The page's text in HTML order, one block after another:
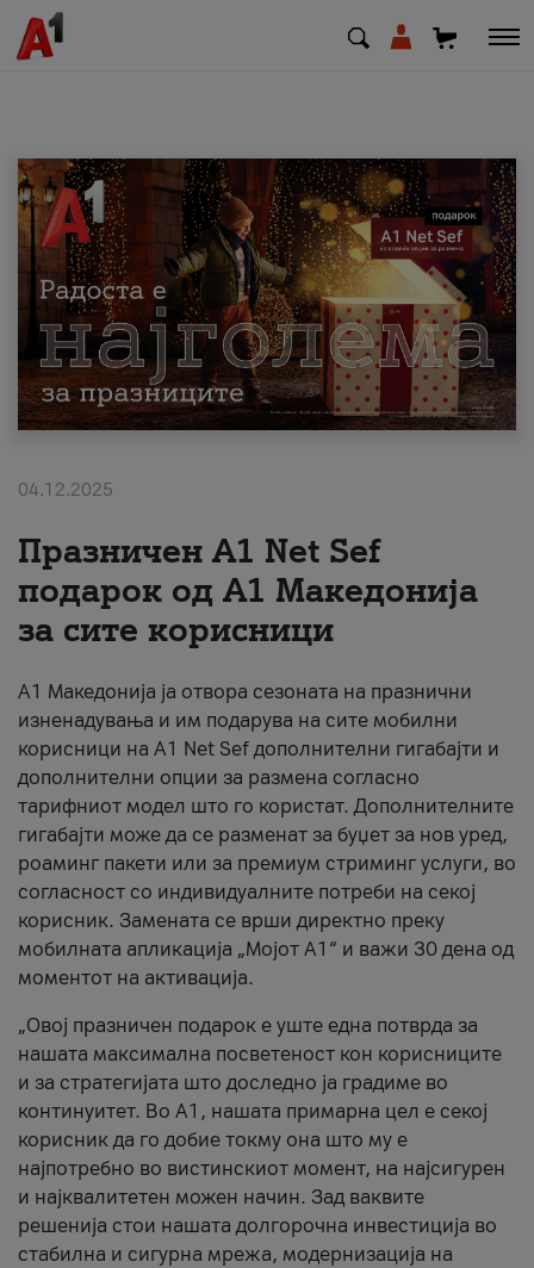
МК EN SQ
Приватни Деловни
Поддршка
Надополни кредит
За нас
#ПодобарОнлајн
04.12.2025
Празничен A1 Net Sеf
подарок од А1 Македонија
за сите корисници
А1 Македонија ја отвора сезоната на празнични
изненадувања и им подарува на сите мобилни
корисници на A1 Net Sef дополнителни гигабајти и
дополнителни опции за размена согласно
тарифниот модел што го користат. Дополнителните
гигабајти може да се разменат за буџет за нов уред,
роаминг пакети или за премиум стриминг услуги, во
согласност со индивидуалните потреби на секој
корисник. Замената се врши директно преку
мобилната апликација „Мојот А1“ и важи 30 дена од
моментот на активација.
„Овој празничен подарок е уште една потврда за
нашата максимална посветеност кон корисниците
и за стратегијата што доследно ја градиме во
континуитет. Во А1, нашата примарна цел е секој
корисник да го добие токму она што му е
најпотребно во вистинскиот момент, на најсигурен
и најквалитетен можен начин. Зад ваквите
решенија стои нашата долгорочна инвестиција во
стабилна и сигурна мрежа, модернизација на